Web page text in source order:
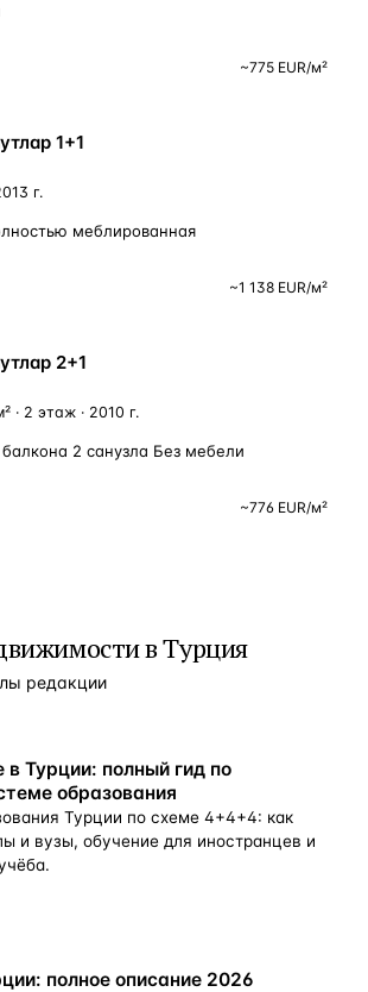
~775 EUR/м²
1+1
г.
меблированная
~1 138 EUR/м²
2+1
· 2 этаж · 2010 г.
2 санузла Без мебели
~776 EUR/м²
в Турция
редакции
в Турции: полный гид по
образования
Турции по схеме 4+4+4: как
и вузы, обучение для иностранцев и
полное описание 2026